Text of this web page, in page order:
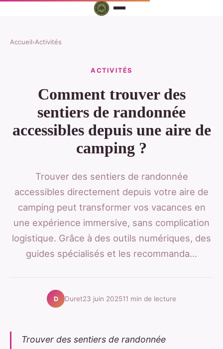
Accueil›Activités
ACTIVITÉS
Comment trouver des
sentiers de randonnée
accessibles depuis une aire de
camping ?
Trouver des sentiers de randonnée
accessibles directement depuis votre aire de
camping peut transformer vos vacances en
une expérience immersive, sans complication
logistique. Grâce à des outils numériques, des
guides spécialisés et les recommanda...
D Duret23 juin 202511 min de lecture
Trouver des sentiers de randonnée